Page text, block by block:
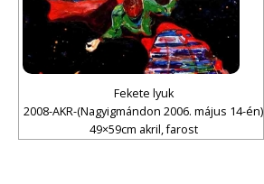
Fekete lyuk
2008-AKR-(Nagyigmándon 2006. május 14-én)
49×59cm akril, farost